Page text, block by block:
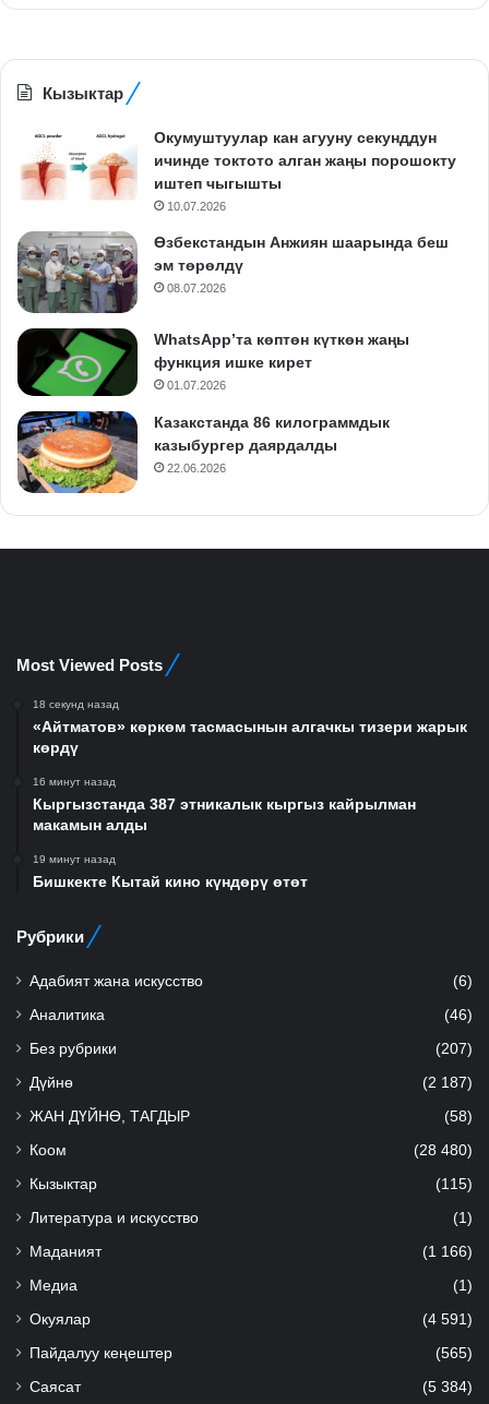
Кызыктар
Окумуштуулар кан агууну секунддун
ичинде токтото алган жаңы порошокту
иштеп чыгышты
10.07.2026
Өзбекстандын Анжиян шаарында беш
эм төрөлдү
08.07.2026
WhatsApp’та көптөн күткөн жаңы
функция ишке кирет
01.07.2026
Казакстанда 86 килограммдык
казыбургер даярдалды
22.06.2026
Most Viewed Posts
18 секунд назад
«Айтматов» көркөм тасмасынын алгачкы тизери жарык
көрдү
16 минут назад
Кыргызстанда 387 этникалык кыргыз кайрылман
макамын алды
19 минут назад
Бишкекте Кытай кино күндөрү өтөт
Рубрики
Адабият жана искусство (6)
Аналитика (46)
Без рубрики (207)
Дүйнө (2 187)
ЖАН ДҮЙНӨ, ТАГДЫР (58)
Коом (28 480)
Кызыктар (115)
Литература и искусство (1)
Маданият (1 166)
Медиа (1)
Окуялар (4 591)
Пайдалуу кеңештер (565)
Саясат (5 384)